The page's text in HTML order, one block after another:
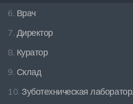
6. Врач
7. Директор
8. Куратор
9. Склад
10. Зуботехническая лаборатория